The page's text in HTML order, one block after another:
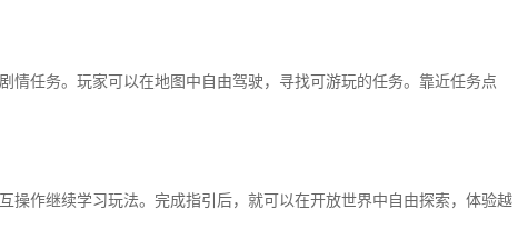
情任务。玩家可以在地图中自由驾驶，寻找可游玩的任务。靠近任务点
操作继续学习玩法。完成指引后，就可以在开放世界中自由探索，体验越